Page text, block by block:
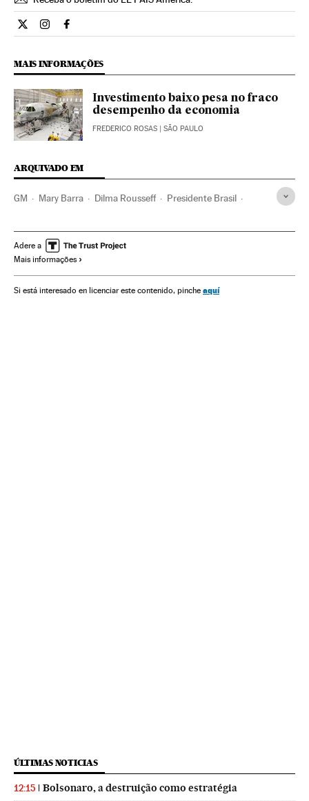
Economia El País Brasil en Twitter
Economia El País Brasil en Instagram
Economia El País Brasil en Facebook
MAIS INFORMAÇÕES
Investimento baixo pesa no fraco
desempenho da economia
FREDERICO ROSAS | SÃO PAULO
ARQUIVADO EM
GM Mary Barra Dilma Rousseff Presidente Brasil
América Latina Governo Brasil
Administração Estado
Partido dos Trabalhadores Partidos políticos Política
Adere a
Mais informações
Si está interesado en licenciar este contenido, pinche aquí
ÚLTIMAS NOTICIAS
12:15 Bolsonaro, a destruição como estratégia